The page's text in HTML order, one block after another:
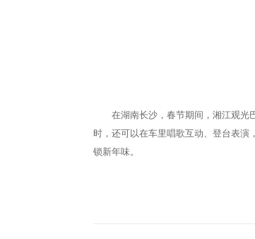
在湖南长沙，春节期间，湘江观光
时，还可以在车里唱歌互动、登台表
锁新年味。